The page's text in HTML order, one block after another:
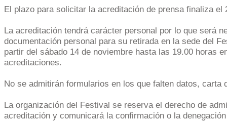
El plazo para solicitar la acreditación de prensa finaliza el
La acreditación tendrá carácter personal por lo que será
documentación personal para su retirada en la sede del
partir del sábado 14 de noviembre hasta las 19.00 horas
acreditaciones.
No se admitirán formularios en los que falten datos, carta
La organización del Festival se reserva el derecho de
acreditación y comunicará la confirmación o la